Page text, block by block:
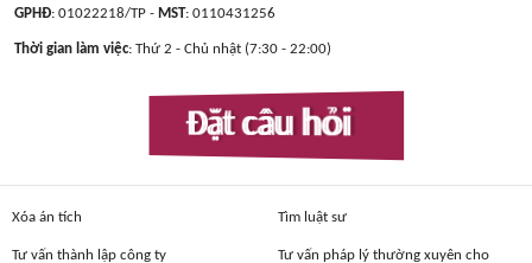
GPHĐ: 01022218/TP - MST: 0110431256
Thời gian làm việc: Thứ 2 - Chủ nhật (7:30 - 22:00)
Đặt câu hỏi
Xóa án tích Tìm luật sư
Tư vấn thành lập công ty Tư vấn pháp lý thường xuyên cho